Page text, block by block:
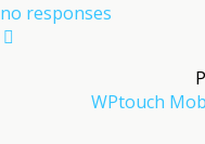
no responses
WPtouch